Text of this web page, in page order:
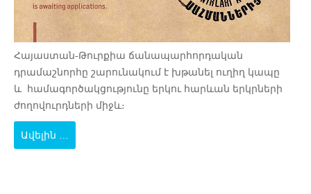
Հայաստան-Թուրքիա ճանապարհորդական
դրամաշնորհը շարունակում է խթանել ուղիղ կապը
և համագործակցությունը երկու հարևան երկրների
ժողովուրդների միջև։
Ավելին …